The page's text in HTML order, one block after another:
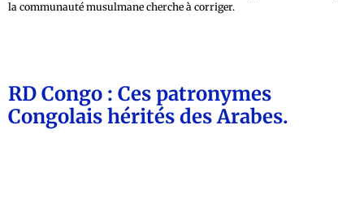
la communauté musulmane cherche à corriger.
RD Congo : Ces patronymes
Congolais hérités des Arabes.